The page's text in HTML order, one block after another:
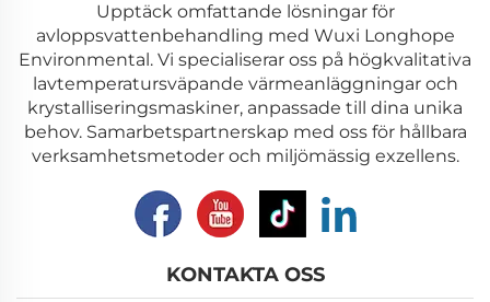
Upptäck omfattande lösningar för
avloppsvattenbehandling med Wuxi Longhope
Environmental. Vi specialiserar oss på högkvalitativa
lavtemperatursväpande värmeanläggningar och
krystalliseringsmaskiner, anpassade till dina unika
behov. Samarbetspartnerskap med oss för hållbara
verksamhetsmetoder och miljömässig exzellens.
KONTAKTA OSS